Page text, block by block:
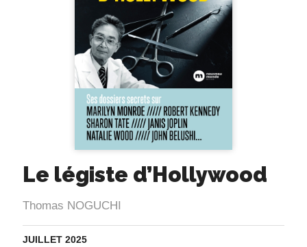
Le légiste d’Hollywood
Thomas NOGUCHI
JUILLET 2025